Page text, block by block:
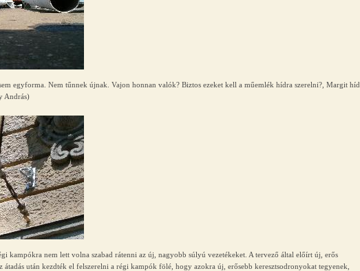
egyforma. Nem tűnnek újnak. Vajon honnan valók? Biztos ezeket kell a műemlék hídra szerelni?, Margit híd,
András)
kampókra nem lett volna szabad rátenni az új, nagyobb súlyú vezetékeket. A tervező által előírt új, erős
átadás után kezdték el felszerelni a régi kampók fölé, hogy azokra új, erősebb keresztsodronyokat tegyenek,